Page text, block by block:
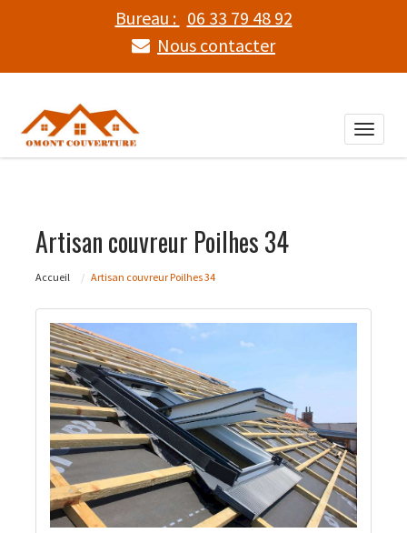
Bureau : 06 33 79 48 92
Nous contacter
Toggle
Artisan couvreur Poilhes 34
Accueil Artisan couvreur Poilhes 34